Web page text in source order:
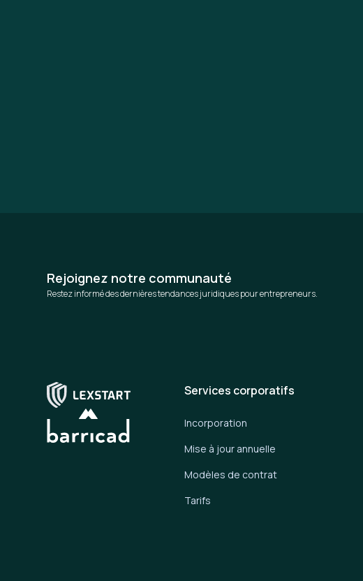
Rejoignez notre communauté
Restez informé des dernières tendances juridiques pour entrepreneurs.
Services corporatifs
Incorporation
Mise à jour annuelle
Modèles de contrat
Tarifs